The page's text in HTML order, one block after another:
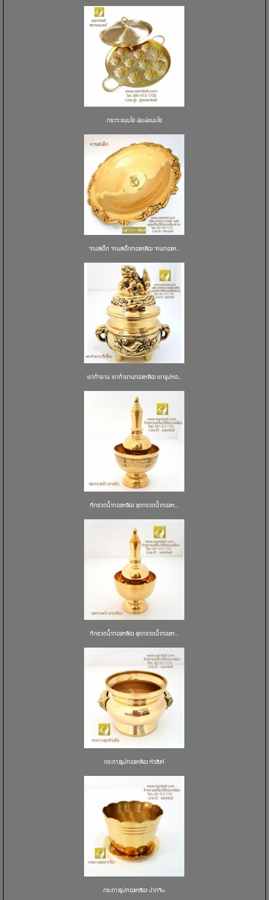
กระทะขนมไข่ พิมพ์ขนมไข่
จานสเต็ก จานสเต็กทองเหลือง จานทองเห...
เตากำยาน เตากำยานทองเหลือง เตาธูปหอ...
ที่กรวดน้ำทองเหลือง ชุดกรวดน้ำทองเห...
ที่กรวดน้ำทองเหลือง ชุดกรวดน้ำทองเห...
กระถางธูปทองเหลือง หัวสิงห์
กระถางธูปทองเหลือง ปากจีบ